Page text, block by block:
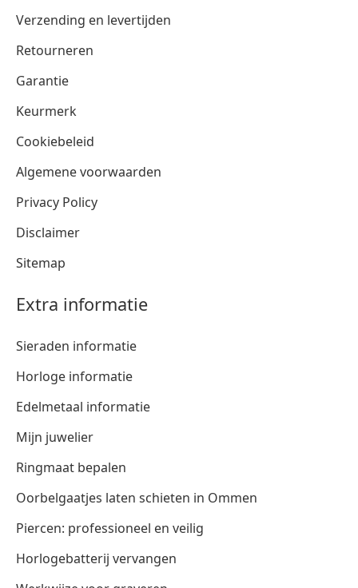
Verzending en levertijden
Retourneren
Garantie
Keurmerk
Cookiebeleid
Algemene voorwaarden
Privacy Policy
Disclaimer
Sitemap
Extra informatie
Sieraden informatie
Horloge informatie
Edelmetaal informatie
Mijn juwelier
Ringmaat bepalen
Oorbelgaatjes laten schieten in Ommen
Piercen: professioneel en veilig
Horlogebatterij vervangen